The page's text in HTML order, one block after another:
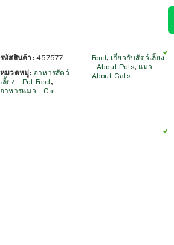
รหัสสินค้า:457577
หมวดหมู่: อาหารสัตว์
เลี้ยง - Pet Food,
อาหารแมว - Cat
Food, เกี่ยวกับสัตว์เลี้ยง
- About Pets, แมว -
About Cats